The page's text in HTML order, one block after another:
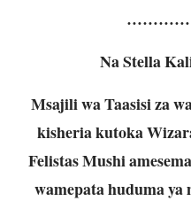
Na Stella
Msajili wa Taasisi za
kisheria kutoka
Felistas Mushi
wamepata huduma